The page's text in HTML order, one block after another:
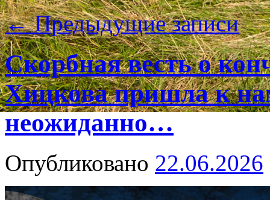
←Предыдущие записи
Скорбная весть о
Хицкова пришла к
неожиданно…
Опубликовано 22.06.2026